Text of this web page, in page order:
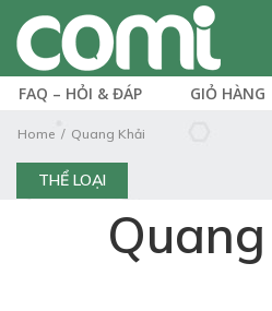
FAQ – HỎI & ĐÁP GIỎ HÀNG
Home Quang Khải
THỂ LOẠI